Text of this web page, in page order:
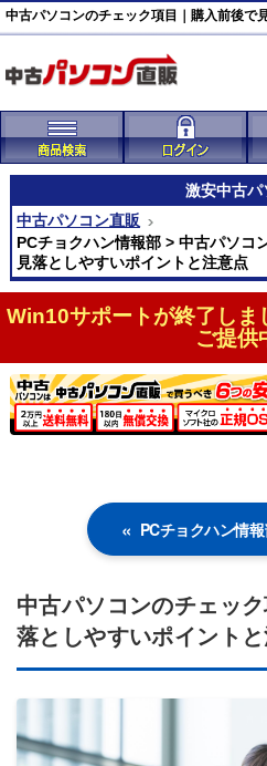
中古パソコンのチェック項目｜購入前後で
激安中古パ
中古パソコン直販
PCチョクハン情報部 > 中古パソコ
見落としやすいポイントと注意点
Win10サポートが終了しま
ご提供
PCチョクハン情
中古パソコンのチェッ
落としやすいポイント